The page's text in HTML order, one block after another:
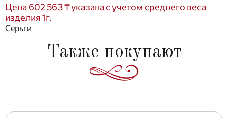
Цена 602 563 ₸ указана с учетом среднего веса
изделия 1г.
Серьги
Также покупают